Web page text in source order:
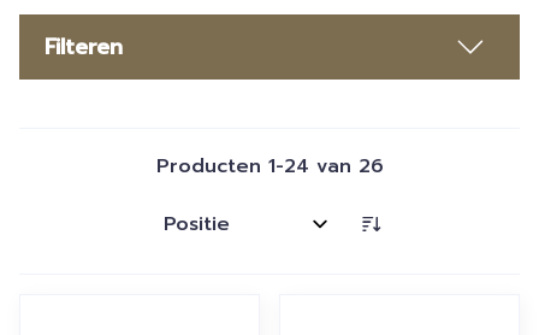
Filteren
Producten 1-24 van 26
Sorteer op: